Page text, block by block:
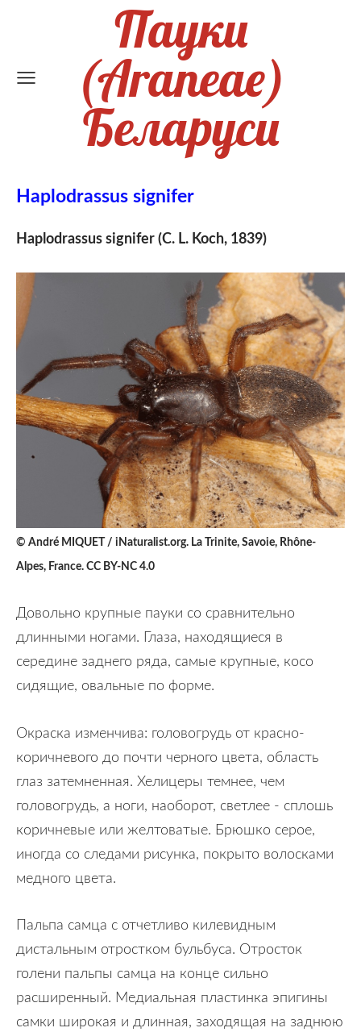
Пауки
(Araneae)
Беларуси
Haplodrassus signifer
Haplodrassus signifer (C. L. Koch, 1839)
© André MIQUET / iNaturalist.org. La Trinite, Savoie, Rhône-
Alpes, France. CC BY-NC 4.0
Довольно крупные пауки со сравнительно
длинными ногами. Глаза, находящиеся в
середине заднего ряда, самые крупные, косо
сидящие, овальные по форме.
Окраска изменчива: головогрудь от красно-
коричневого до почти черного цвета, область
глаз затемненная. Хелицеры темнее, чем
головогрудь, а ноги, наоборот, светлее - сплошь
коричневые или желтоватые. Брюшко серое,
иногда со следами рисунка, покрыто волосками
медного цвета.
Пальпа самца с отчетливо килевидным
дистальным отростком бульбуса. Отросток
голени пальпы самца на конце сильно
расширенный. Медиальная пластинка эпигины
самки широкая и длинная, заходящая на заднюю